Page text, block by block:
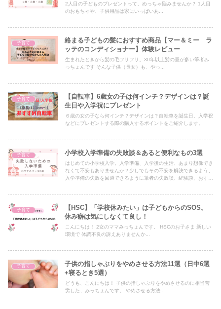
2人目の子どものプレゼントって、めっちゃ悩みませんか？ 1人目
のおもちゃや、子供用品は家にいっぱいあ...
子育て
絡まる子どもの髪におすすめ商品【マー＆ミー ラ
ッテのコンディショナー】体験レビュー
生まれたときから髪の毛フサフサ。30年以上髪の量が多い筆者み
っちょんです そんな子供（長女）も、やっ...
子育て
【自転車】6歳女の子は何インチ？デザインは？誕
生日や入学祝にプレゼント
６歳の女の子なら何インチ？デザインは？自転車を誕生日、入学祝
などにプレゼントする際の購入するポイントをご紹介します。
子育て 小学校入学準備の失敗談＆あると便利なもの3選
はじめての小学校入学。入学準備、入学後の生活、あまり想像でき
なくて不安もありませんか？少しでもその不安を解決できるよう、
入学準備の失敗を回避できるように筆者の失敗談、経験談、おすす
子育て
【HSC】「学校休みたい」は子どもからのSOS。
休み癖は気にしなくて良し！
こんにちは！ 2女のママみっちょんです。 HSCのお子さま 新しい
環境で 体調不良の訴えありませんか...
子育て
子供の指しゃぶりをやめさせる方法11選（日中6選
+寝るとき5選）
どうも、こんにちは！ 子供の指しゃぶりをやめさせるのに相当苦
労した、みっちょんです。 やめさせる方法...